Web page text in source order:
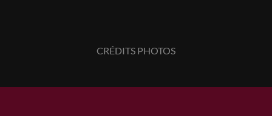
CRÉDITS PHOTOS